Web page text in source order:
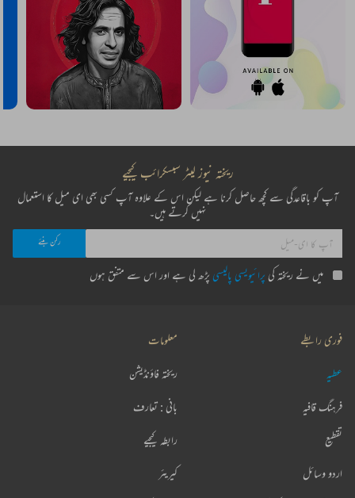
ریختہ نیوز لیٹر سبسکرائب کیجیے
آپ کو باقاعدگی سے کچھ حاصل کرنا ہے لیکن اس کے علاوہ آپ کسی بھی ای میل کا استعمال
نہیں کرتے ہیں۔
میں نے ریختہ کی پرائیویسی پالیسی پڑھ لی ہے اور اس سے متفق ہوں
فوری رابطے
عطیہ
فرہنگ قافیہ
تقطیع
اردو وسائل
معلومات
ریختہ فاؤنڈیشن
بانی : تعارف
رابطہ کیجیے
کیریئر